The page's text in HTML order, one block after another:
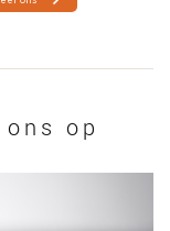
op